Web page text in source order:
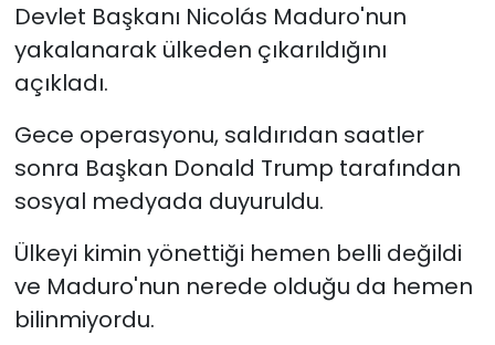
Devlet Başkanı Nicolás Maduro'nun
yakalanarak ülkeden çıkarıldığını
açıkladı.
Gece operasyonu, saldırıdan saatler
sonra Başkan Donald Trump tarafından
sosyal medyada duyuruldu.
Ülkeyi kimin yönettiği hemen belli değildi
ve Maduro'nun nerede olduğu da hemen
bilinmiyordu.